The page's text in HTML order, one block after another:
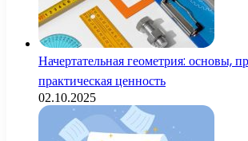
Начертательная геометрия: основы,
практическая ценность
02.10.2025